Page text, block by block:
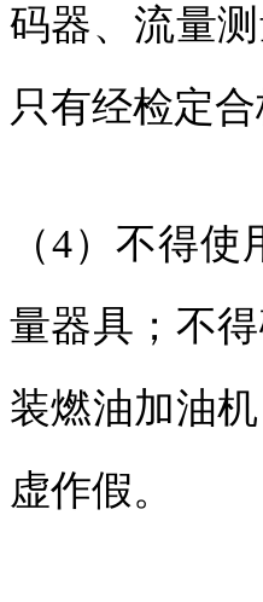
码器、流量
只有经检定
（4）不得
量器具；不
装燃油加油
虚作假。